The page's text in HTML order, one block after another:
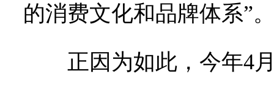
的消费文化和品牌体系”
正因为如此，今年4